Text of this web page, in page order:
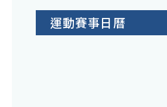
運動賽事日曆